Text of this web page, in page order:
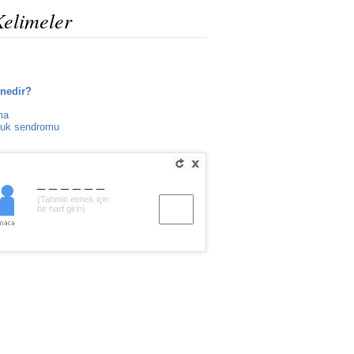
sendromu
(Tahmin etmek için
bir harf girin)